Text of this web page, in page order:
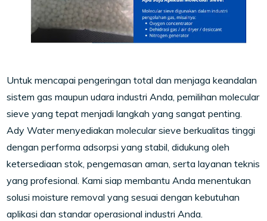
Untuk mencapai pengeringan total dan menjaga keandalan
sistem gas maupun udara industri Anda, pemilihan molecular
sieve yang tepat menjadi langkah yang sangat penting.
Ady Water menyediakan molecular sieve berkualitas tinggi
dengan performa adsorpsi yang stabil, didukung oleh
ketersediaan stok, pengemasan aman, serta layanan teknis
yang profesional. Kami siap membantu Anda menentukan
solusi moisture removal yang sesuai dengan kebutuhan
aplikasi dan standar operasional industri Anda.